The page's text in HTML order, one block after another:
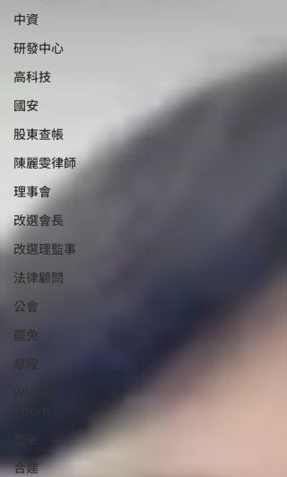
中資
研發中心
高科技
國安
股東查帳
陳麗雯律師
理事會
改選會長
改選理監事
法律顧問
公會
罷免
章程
Winnie
合建